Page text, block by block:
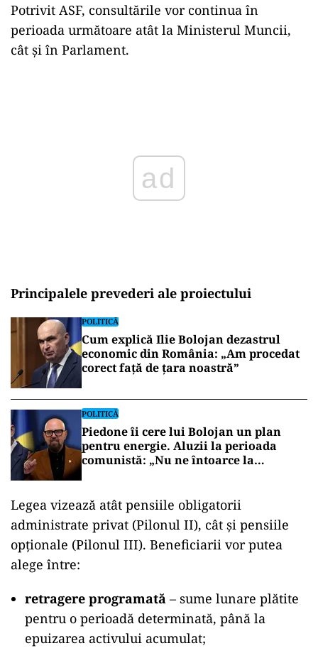
Potrivit ASF, consultările vor continua în
perioada următoare atât la Ministerul Muncii,
cât și în Parlament.
Principalele prevederi ale proiectului
POLITICĂ
Cum explică Ilie Bolojan dezastrul
economic din România: „Am procedat
corect față de țara noastră”
POLITICĂ
Piedone îi cere lui Bolojan un plan
pentru energie. Aluzii la perioada
comunistă: „Nu ne întoarce la
Legea vizează atât pensiile obligatorii
administrate privat (Pilonul II), cât și pensiile
opționale (Pilonul III). Beneficiarii vor putea
alege între:
retragere programată – sume lunare plătite
pentru o perioadă determinată, până la
epuizarea activului acumulat;